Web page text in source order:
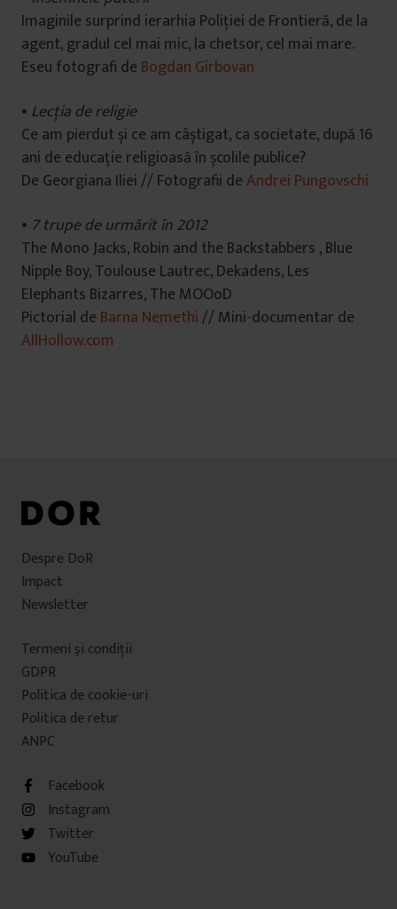
Imaginile surprind ierarhia Poliției de Frontieră, de la
agent, gradul cel mai mic, la chetsor, cel mai mare.
Eseu fotografi de Bogdan Gîrbovan
• Lecția de religie
Ce am pierdut și ce am câștigat, ca societate, după 16
ani de educație religioasă în școlile publice?
De Georgiana Iliei // Fotografii deAndrei Pungovschi
• 7 trupe de urmărit în 2012
The Mono Jacks, Robin and the Backstabbers , Blue
Nipple Boy, Toulouse Lautrec, Dekadens, Les
Elephants Bizarres, The MOOoD
Pictorial de Barna Nemethi// Mini-documentar de
AllHollow.com
Despre DoR
Impact
Newsletter
Termeni şi condiţii
GDPR
Politica de cookie-uri
Politica de retur
ANPC
Facebook
Instagram
Twitter
YouTube